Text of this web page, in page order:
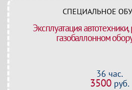
СПЕЦИАЛЬНОЕ
Эксплуатация
газобаллонном
36 час.
3500руб.